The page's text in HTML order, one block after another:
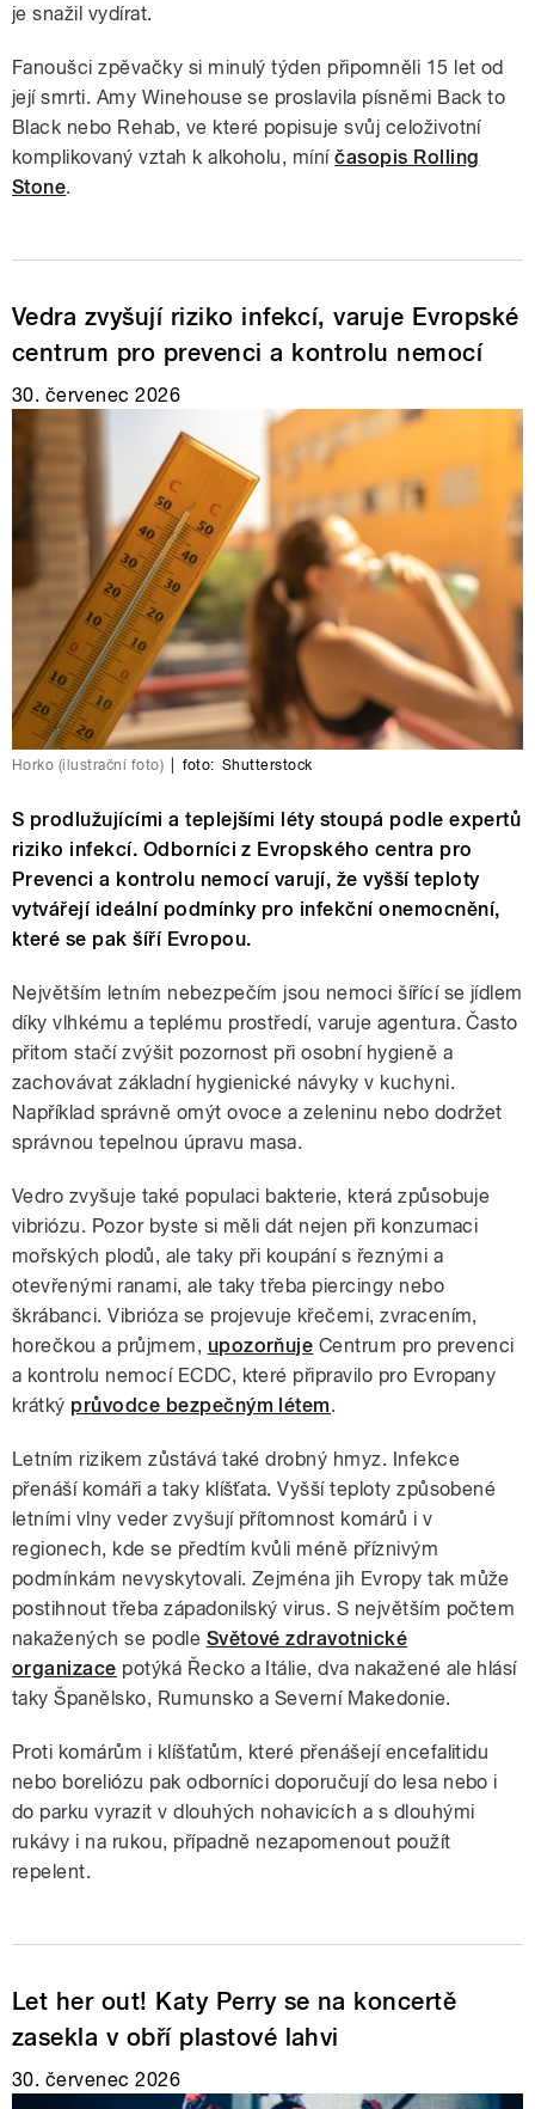
je snažil vydírat.
Fanoušci zpěvačky si minulý týden připomněli 15 let od
její smrti. Amy Winehouse se proslavila písněmi Back to
Black nebo Rehab, ve které popisuje svůj celoživotní
komplikovaný vztah k alkoholu, míníčasopis Rolling
Stone.
Vedra zvyšují riziko infekcí, varuje Evropské
centrum pro prevenci a kontrolu nemocí
30. červenec 2026
Horko (ilustrační foto) foto: Shutterstock
S prodlužujícími a teplejšími léty stoupá podle expertů
riziko infekcí. Odborníci z Evropského centra pro
Prevenci a kontrolu nemocí varují, že vyšší teploty
vytvářejí ideální podmínky pro infekční onemocnění,
které se pak šíří Evropou.
Největším letním nebezpečím jsou nemoci šířící se jídlem
díky vlhkému a teplému prostředí, varuje agentura. Často
přitom stačí zvýšit pozornost při osobní hygieně a
zachovávat základní hygienické návyky v kuchyni.
Například správně omýt ovoce a zeleninu nebo dodržet
správnou tepelnou úpravu masa.
Vedro zvyšuje také populaci bakterie, která způsobuje
vibriózu. Pozor byste si měli dát nejen při konzumaci
mořských plodů, ale taky při koupání s řeznými a
otevřenými ranami, ale taky třeba piercingy nebo
škrábanci. Vibrióza se projevuje křečemi, zvracením,
horečkou a průjmem, upozorňuje Centrum pro prevenci
a kontrolu nemocí ECDC, které připravilo pro Evropany
krátký průvodce bezpečným létem.
Letním rizikem zůstává také drobný hmyz. Infekce
přenáší komáři a taky klíšťata. Vyšší teploty způsobené
letními vlny veder zvyšují přítomnost komárů i v
regionech, kde se předtím kvůli méně příznivým
podmínkám nevyskytovali. Zejména jih Evropy tak může
postihnout třeba západonilský virus. S největším počtem
nakažených se podle Světové zdravotnické
organizace potýká Řecko a Itálie, dva nakažené ale hlásí
taky Španělsko, Rumunsko a Severní Makedonie.
Proti komárům i klíšťatům, které přenášejí encefalitidu
nebo boreliózu pak odborníci doporučují do lesa nebo i
do parku vyrazit v dlouhých nohavicích a s dlouhými
rukávy i na rukou, případně nezapomenout použít
repelent.
Let her out! Katy Perry se na koncertě
zasekla v obří plastové lahvi
30. červenec 2026